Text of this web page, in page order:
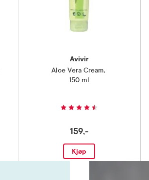
Avivir
Aloe Vera Cream,
150 ml
159,-
Kjøp